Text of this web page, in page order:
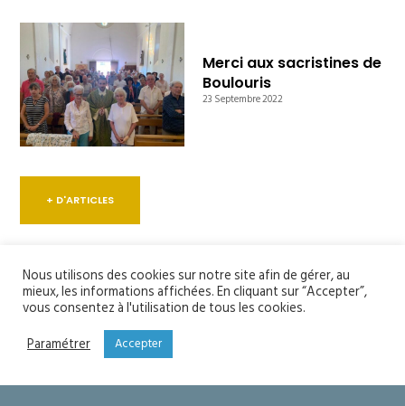
Merci aux sacristines de
Boulouris
23 Septembre 2022
+ D'ARTICLES
Nous utilisons des cookies sur notre site afin de gérer, au
mieux, les informations affichées. En cliquant sur “Accepter”,
vous consentez à l'utilisation de tous les cookies.
Paramétrer
Accepter